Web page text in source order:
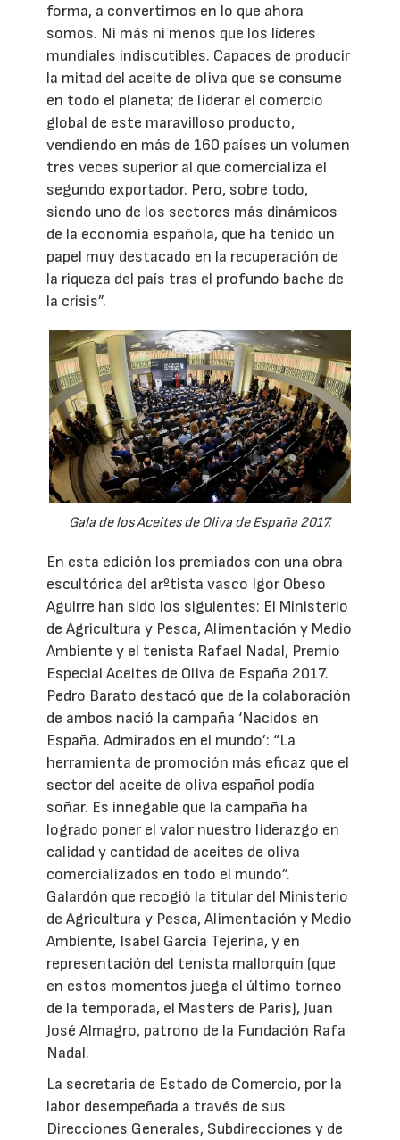
forma, a convertirnos en lo que ahora
somos. Ni más ni menos que los líderes
mundiales indiscutibles. Capaces de producir
la mitad del aceite de oliva que se consume
en todo el planeta; de liderar el comercio
global de este maravilloso producto,
vendiendo en más de 160 países un volumen
tres veces superior al que comercializa el
segundo exportador. Pero, sobre todo,
siendo uno de los sectores más dinámicos
de la economía española, que ha tenido un
papel muy destacado en la recuperación de
la riqueza del país tras el profundo bache de
la crisis”.
Gala de los Aceites de Oliva de España 2017.
En esta edición los premiados con una obra
escultórica del arºtista vasco Igor Obeso
Aguirre han sido los siguientes: El Ministerio
de Agricultura y Pesca, Alimentación y Medio
Ambiente y el tenista Rafael Nadal, Premio
Especial Aceites de Oliva de España 2017.
Pedro Barato destacó que de la colaboración
de ambos nació la campaña ‘Nacidos en
España. Admirados en el mundo’: “La
herramienta de promoción más eficaz que el
sector del aceite de oliva español podía
soñar. Es innegable que la campaña ha
logrado poner el valor nuestro liderazgo en
calidad y cantidad de aceites de oliva
comercializados en todo el mundo”.
Galardón que recogió la titular del Ministerio
de Agricultura y Pesca, Alimentación y Medio
Ambiente, Isabel García Tejerina, y en
representación del tenista mallorquín (que
en estos momentos juega el último torneo
de la temporada, el Masters de París), Juan
José Almagro, patrono de la Fundación Rafa
Nadal.
La secretaria de Estado de Comercio, por la
labor desempeñada a través de sus
Direcciones Generales, Subdirecciones y de